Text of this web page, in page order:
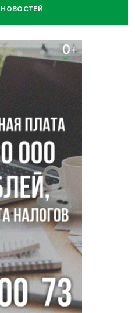
ЗАГСа сакральными
участников СВО
политики
закрыли для самокатов к 11
закупил детский